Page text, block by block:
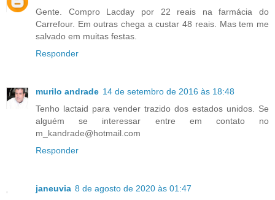
Gente. Compro Lacday por 22 reais na farmácia do
Carrefour. Em outras chega a custar 48 reais. Mas tem me
salvado em muitas festas.
Responder
murilo andrade 14 de setembro de 2016 às 18:48
Tenho lactaid para vender trazido dos estados unidos. Se
alguém se interessar entre em contato no
m_kandrade@hotmail.com
Responder
janeuvia 8 de agosto de 2020 às 01:47